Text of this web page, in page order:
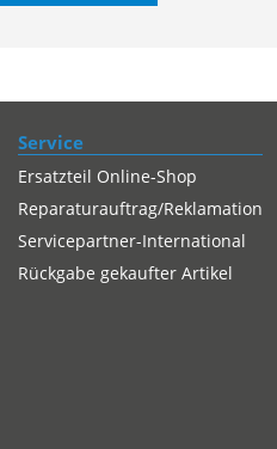
Service
Ersatzteil Online-Shop
Reparaturauftrag/Reklamation
Servicepartner-International
Rückgabe gekaufter Artikel